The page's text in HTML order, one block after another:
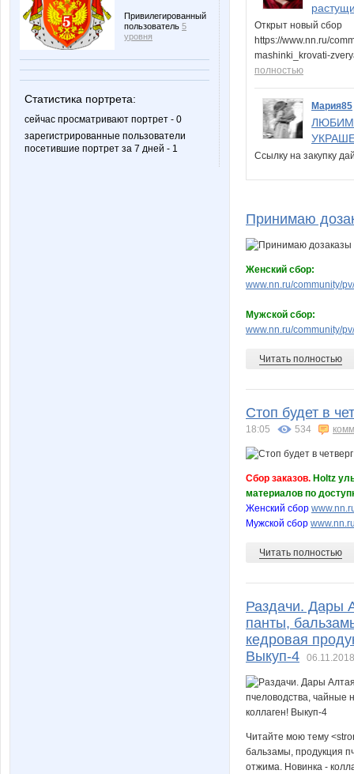
Привилегированный
пользователь 5
уровня
Статистика портрета:
сейчас просматривают портрет - 0
зарегистрированные пользователи
посетившие портрет за 7 дней - 1
Открыт новый сбор
https://www.nn.ru/
mashinki_krovati-
полностью
Мария85
Ссылку на закупку
Принимаю
Женский сбор:
www.nn.ru/community/
Мужской сбор:
www.nn.ru/community/
Читать полностью
Стоп будет в
18:05 534
Сбор заказов. Holtz
материалов по
Женский сбор
Мужской сбор
Читать полностью
Раздачи. Дары
панты,
кедровая
Выкуп-4
Читайте мою тему
бальзамы, продукция
отжима. Новинка -